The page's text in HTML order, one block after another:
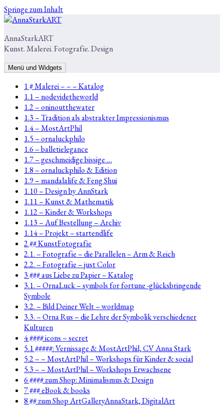
Springe zum Inhalt
AnnaStarkART
Kunst. Malerei. Fotografie. Design
Menü und Widgets
1 # Malerei – – – Katalog
1.1 – nodevidetheworld
1.2 – oninoutthewater
1.3 – Tradition als abstrakter Impressionismus
1.4 – MostArtPhil
1.5 – ornaluckphilo
1.6 – balletielegance
1.7 – geschmeidige bissige …
1.8 – ornaluckphilo & Edition
1.9 – mandalalife & Feng Shui
1.10 – Design by AnnStark
1.11 – Kunst & Mathematik
1.12 – Kinder & Workshops
1.13 – Auf Bestellung – Archiv
1.14 – Projekt – startendlife
2 ## KunstFotografie
2.1. – Fotografie – die Parallelen – Arm & Reich
2.2. – Fotografie – just Color
3 ### aus Liebe zu Papier – Katalog
3.1. – OrnaLuck – symbols for fortune -glücksbringende
Symbole
3.2. – Bild Deiner Welt – worldmap
3.3. – Orna Rus – die Lehre der Symbolik verschiedener
Kulturen
4 #### icons – secret
5.1 #####: Vernissage & MostArtPhil, CV Anna Stark
5.2 – – MostArtPhil – Workshops für Kinder & social
5.3 – – MostArtPhil – Workshops Erwachsene
6 #### zum Shop: Minimalismus & Design
7 ### eBook & books
8 ## zum Shop ArtGalleryAnnaStark, DigitalArt